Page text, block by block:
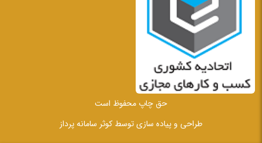
حق چاپ محفوظ است
طراحی و پیاده سازی توسط کوثر سامانه پرداز